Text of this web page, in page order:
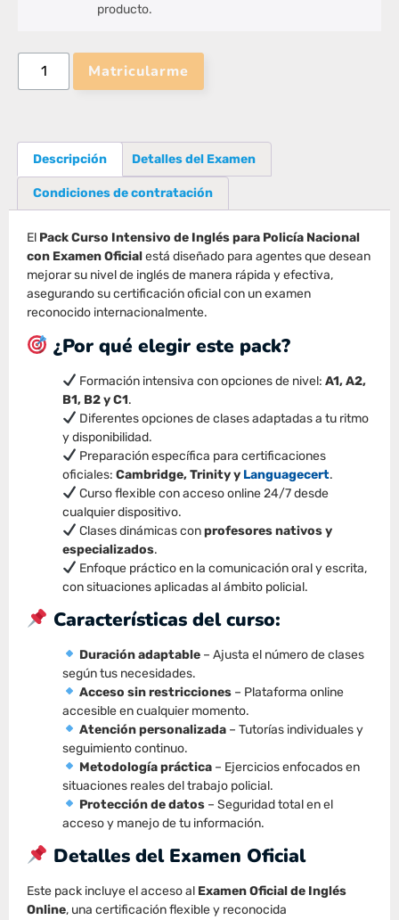
producto.
Matricularme
Descripción Detalles del Examen
Condiciones de contratación
El Pack Curso Intensivo de Inglés para Policía Nacional
con Examen Oficialestá diseñado para agentes que desean
mejorar su nivel de inglés de manera rápida y efectiva,
asegurando su certificación oficial con un examen
reconocido internacionalmente.
¿Por qué elegir este pack?
Formación intensiva con opciones de nivel: A1, A2,
B1, B2 y C1.
Diferentes opciones de clases adaptadas a tu ritmo
y disponibilidad.
Preparación específica para certificaciones
oficiales: Cambridge, Trinity y Languagecert.
Curso flexible con acceso online 24/7 desde
cualquier dispositivo.
Clases dinámicas conprofesores nativos y
especializados.
Enfoque práctico en la comunicación oral y escrita,
con situaciones aplicadas al ámbito policial.
Características del curso:
Duración adaptable– Ajusta el número de clases
según tus necesidades.
Acceso sin restricciones– Plataforma online
accesible en cualquier momento.
Atención personalizada– Tutorías individuales y
seguimiento continuo.
Metodología práctica– Ejercicios enfocados en
situaciones reales del trabajo policial.
Protección de datos– Seguridad total en el
acceso y manejo de tu información.
Detalles del Examen Oficial
Este pack incluye el acceso al Examen Oficial de Inglés
Online, una certificación flexible y reconocida